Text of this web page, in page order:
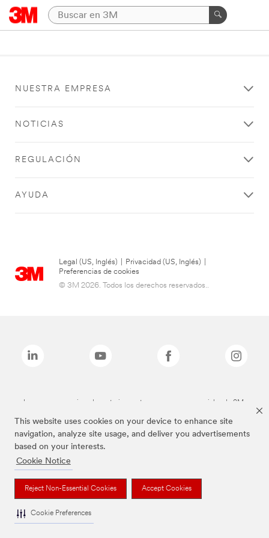
This website uses cookies on your device to enhance site
navigation, analyze site usage, and deliver you advertisements
based on your interests.
Cookie Notice
Reject Non-Essential Cookies Accept Cookies
Cookie Preferences
NUESTRA EMPRESA
NOTICIAS
REGULACIÓN
AYUDA
Legal (US, Inglés) Privacidad (US, Inglés)
Preferencias de cookies
© 3M 2026. Todos los derechos reservados..
Las marcas mencionadas anteriormente son marcas comerciales de 3M.